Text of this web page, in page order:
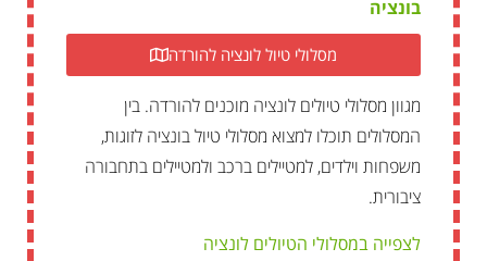
בונציה
מסלולי טיול לונציה להורדה
מגוון מסלולי טיולים לונציה מוכנים להורדה. בין
המסלולים תוכלו למצוא מסלולי טיול בונציה לזוגות,
משפחות וילדים, למטיילים ברכב ולמטיילים בתחבורה
ציבורית.
לצפייה במסלולי הטיולים לונציה